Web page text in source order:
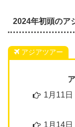
2024年初頭のア
アジアツアー
1月11
1月14